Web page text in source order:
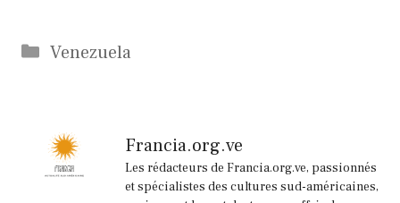
Catégories
Venezuela
Francia.org.ve
Les rédacteurs de Francia.org.ve, passionnés
et spécialistes des cultures sud-américaines,